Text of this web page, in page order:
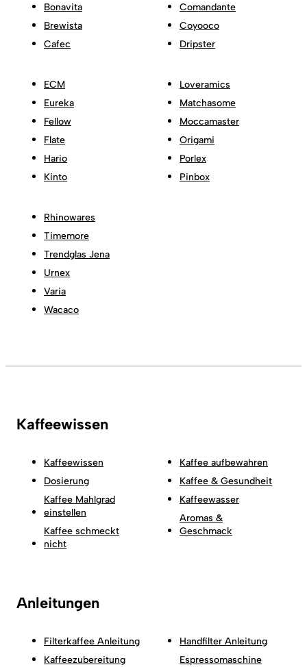
Bonavita
Brewista
Cafec
Comandante
Coyooco
Dripster
ECM
Eureka
Fellow
Flate
Hario
Kinto
Loveramics
Matchasome
Moccamaster
Origami
Porlex
Pinbox
Rhinowares
Timemore
Trendglas Jena
Urnex
Varia
Wacaco
Kaffeewissen
Kaffeewissen
Dosierung
Kaffee Mahlgrad
einstellen
Kaffee schmeckt
nicht
Kaffee aufbewahren
Kaffee & Gesundheit
Kaffeewasser
Aromas &
Geschmack
Anleitungen
Filterkaffee Anleitung
Kaffeezubereitung
Handfilter Anleitung
Espressomaschine